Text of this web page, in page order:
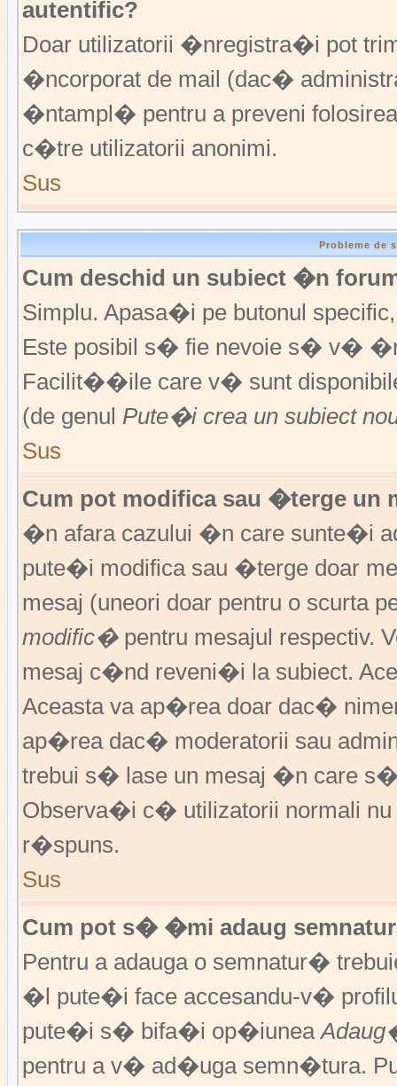
autentific?
Doar utilizatorii �nregistra�i pot
�ncorporat de mail (dac�
�ntampl� pentru a preveni
c�tre utilizatorii anonimi.
Sus
Probleme de
Cum deschid un subiect �n
Simplu. Apasa�i pe butonul
Este posibil s� fie nevoie s� v�
Facilit��ile care v� sunt
(de genul Pute�i crea un subiect
Sus
Cum pot modifica sau �terge un
�n afara cazului �n care sunte�i
pute�i modifica sau �terge doar
mesaj (uneori doar pentru o
modific�pentru mesajul respectiv.
mesaj c�nd reveni�i la subiect.
Aceasta va ap�rea doar dac�
ap�rea dac� moderatorii sau
trebui s� lase un mesaj �n care
Observa�i c� utilizatorii normali
r�spuns.
Sus
Cum pot s� �mi adaug
Pentru a adauga o semnatur�
�l pute�i face accesandu-v�
pute�i s� bifa�i op�iunea
pentru a v� ad�uga semn�tura.